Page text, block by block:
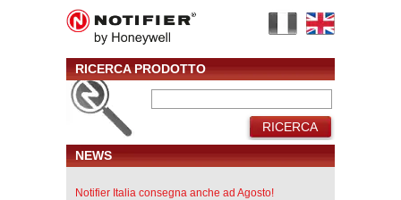
RICERCA PRODOTTO
RICERCA
NEWS
Notifier Italia consegna anche ad Agosto!